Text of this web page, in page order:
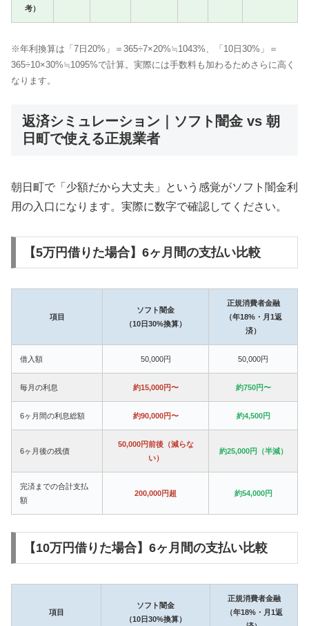
考）
※年利換算は「7日20%」＝365÷7×20%≒1043%、「10日30%」＝
365÷10×30%≒1095%で計算。実際には手数料も加わるためさらに高く
なります。
返済シミュレーション｜ソフト闇金 vs 朝
日町で使える正規業者
朝日町で「少額だから大丈夫」という感覚がソフト闇金利
用の入口になります。実際に数字で確認してください。
【5万円借りた場合】6ヶ月間の支払い比較
項目
ソフト闇金
（10日30%換算）
正規消費者金融
（年18%・月1返
済）
借入額 50,000円 50,000円
毎月の利息 約15,000円〜 約750円〜
6ヶ月間の利息総額 約90,000円〜 約4,500円
6ヶ月後の残債
50,000円前後（減らな
い）
約25,000円（半減）
完済までの合計支払
額
200,000円超 約54,000円
【10万円借りた場合】6ヶ月間の支払い比較
項目
ソフト闇金
（10日30%換算）
正規消費者金融
（年18%・月1返